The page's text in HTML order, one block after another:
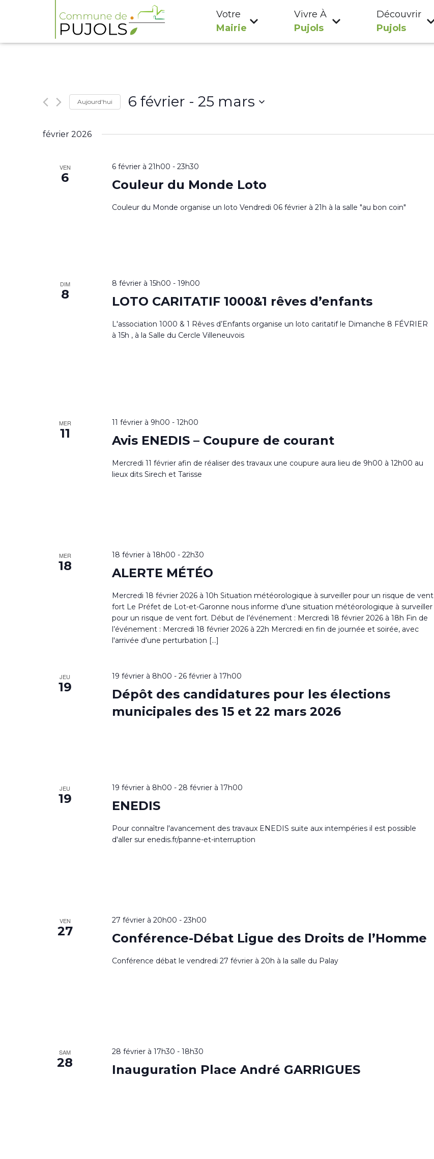
Votre
Mairie
Vivre À
Pujols
Découvrir
Pujols
Aujourd'hui 6 février - 25 mars
une
février 2026
VEN
6
6 février à 21h00 - 23h30
Couleur du Monde Loto
Couleur du Monde organise un loto Vendredi 06 février à 21h à la salle "au bon coin"
DIM
8
8 février à 15h00 - 19h00
LOTO CARITATIF 1000&1 rêves d’enfants
L'association 1000 & 1 Rêves d’Enfants organise un loto caritatif le Dimanche 8 FÉVRIER
à 15h , à la Salle du Cercle Villeneuvois
MER
11
11 février à 9h00 - 12h00
Avis ENEDIS – Coupure de courant
Mercredi 11 février afin de réaliser des travaux une coupure aura lieu de 9h00 à 12h00 au
lieux dits Sirech et Tarisse
MER
18
18 février à 18h00 - 22h30
ALERTE MÉTÉO
Mercredi 18 février 2026 à 10h Situation météorologique à surveiller pour un risque de vent
fort Le Préfet de Lot-et-Garonne nous informe d’une situation météorologique à surveiller
pour un risque de vent fort. Début de l’événement : Mercredi 18 février 2026 à 18h Fin de
l’événement : Mercredi 18 février 2026 à 22h Mercredi en fin de journée et soirée, avec
l'arrivée d'une perturbation […]
JEU
19
19 février à 8h00 - 26 février à 17h00
Dépôt des candidatures pour les élections
municipales des 15 et 22 mars 2026
JEU
19
19 février à 8h00 - 28 février à 17h00
ENEDIS
Pour connaître l'avancement des travaux ENEDIS suite aux intempéries il est possible
d'aller sur enedis.fr/panne-et-interruption
VEN
27
27 février à 20h00 - 23h00
Conférence-Débat Ligue des Droits de l’Homme
Conférence débat le vendredi 27 février à 20h à la salle du Palay
SAM
28
28 février à 17h30 - 18h30
Inauguration Place André GARRIGUES